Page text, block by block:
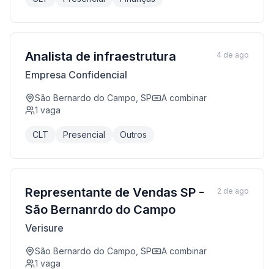
Analista de infraestrutura
Empresa Confidencial
São Bernardo do Campo, SP
A combinar
1 vaga
CLT Presencial Outros
4 de ago
Representante de Vendas SP -
São Bernanrdo do Campo
Verisure
São Bernardo do Campo, SP
A combinar
1 vaga
2 de ago